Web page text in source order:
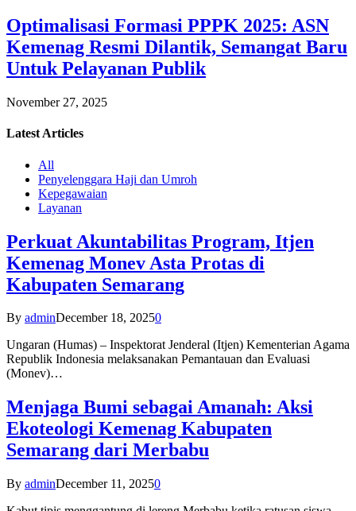
Optimalisasi Formasi PPPK 2025: ASN
Kemenag Resmi Dilantik, Semangat Baru
Untuk Pelayanan Publik
November 27, 2025
Latest Articles
All
Penyelenggara Haji dan Umroh
Kepegawaian
Layanan
Perkuat Akuntabilitas Program, Itjen
Kemenag Monev Asta Protas di
Kabupaten Semarang
By adminDecember 18, 20250
Ungaran (Humas) – Inspektorat Jenderal (Itjen) Kementerian Agama
Republik Indonesia melaksanakan Pemantauan dan Evaluasi
(Monev)…
Menjaga Bumi sebagai Amanah: Aksi
Ekoteologi Kemenag Kabupaten
Semarang dari Merbabu
By adminDecember 11, 20250